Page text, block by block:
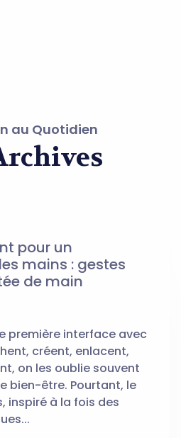
au Quotidien
pour un
mains : gestes
de main
première interface avec
créent, enlacent,
on les oublie souvent
bien-être. Pourtant, le
inspiré à la fois des